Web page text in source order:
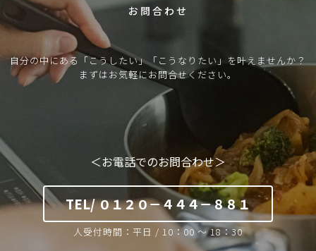
お問合わせ
自分の中にある「こうしたい」「こうなりたい」を叶えませんか？
まずはお気軽にお問合せください。
＜お電話でのお問合わせ＞
TEL/ ０１２０－４４４－８８１
人受付時間：平日 / 10：00 ～ 18：30